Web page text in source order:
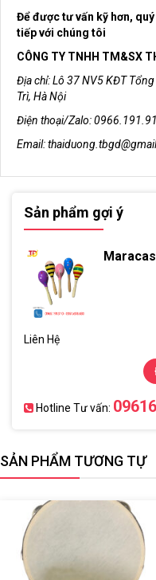
Để được tư vấn kỹ hơn,
tiếp với chúng tôi
CÔNG TY TNHH TM&SX
Địa chỉ: Lô 37 NV5 KĐT Tổng
Trì, Hà Nội
Điện thoại/Zalo:
Email:
Sản phẩm gợi ý
Maracas
Liên Hệ
Hotline Tư vấn:
SẢN PHẨM TƯƠNG TỰ